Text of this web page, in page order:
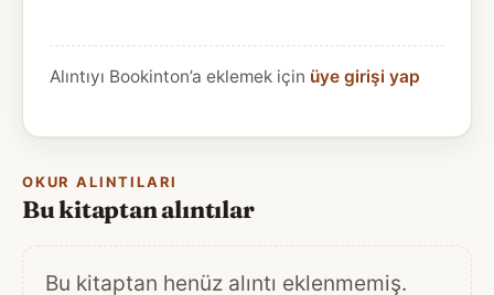
Alıntıyı Bookinton’a eklemek için üye girişi yap
OKUR ALINTILARI
Bu kitaptan alıntılar
Bu kitaptan henüz alıntı eklenmemiş.